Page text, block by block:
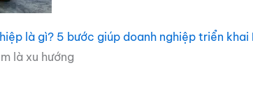
là gì? 5 bước giúp doanh nghiệp triển khai
là xu hướng